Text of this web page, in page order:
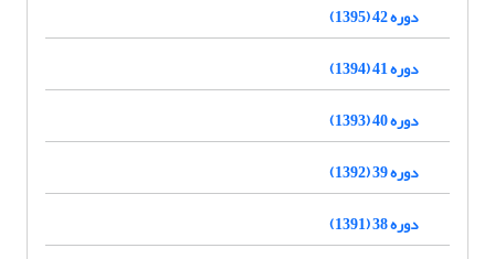
دوره 42 (1395)
دوره 41 (1394)
دوره 40 (1393)
دوره 39 (1392)
دوره 38 (1391)